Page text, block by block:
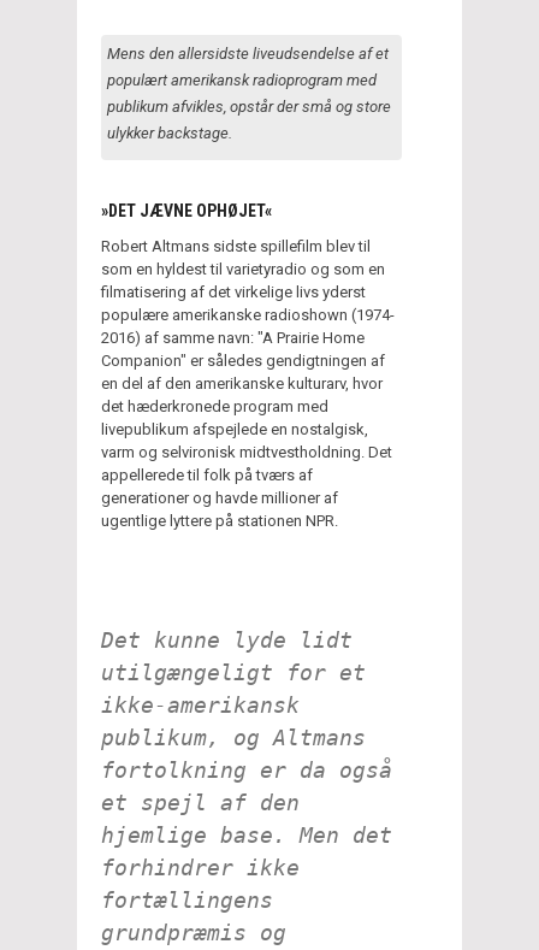
Mens den allersidste liveudsendelse af et
populært amerikansk radioprogram med
publikum afvikles, opstår der små og store
ulykker backstage.
»DET JÆVNE OPHØJET«
Robert Altmans sidste spillefilm blev til
som en hyldest til varietyradio og som en
filmatisering af det virkelige livs yderst
populære amerikanske radioshown (1974-
2016) af samme navn: "A Prairie Home
Companion" er således gendigtningen af
en del af den amerikanske kulturarv, hvor
det hæderkronede program med
livepublikum afspejlede en nostalgisk,
varm og selvironisk midtvestholdning. Det
appellerede til folk på tværs af
generationer og havde millioner af
ugentlige lyttere på stationen NPR.
Det kunne lyde lidt
utilgængeligt for et
ikke-amerikansk
publikum, og Altmans
fortolkning er da også
et spejl af den
hjemlige base. Men det
forhindrer ikke
fortællingens
grundpræmis og